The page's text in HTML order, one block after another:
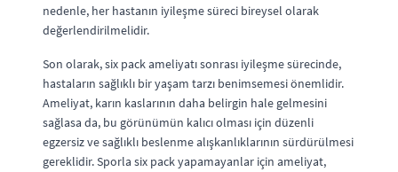
nedenle, her hastanın iyileşme süreci bireysel olarak
değerlendirilmelidir.
Son olarak, six pack ameliyatı sonrası iyileşme sürecinde,
hastaların sağlıklı bir yaşam tarzı benimsemesi önemlidir.
Ameliyat, karın kaslarının daha belirgin hale gelmesini
sağlasa da, bu görünümün kalıcı olması için düzenli
egzersiz ve sağlıklı beslenme alışkanlıklarının sürdürülmesi
gereklidir. Sporla six pack yapamayanlar için ameliyat,